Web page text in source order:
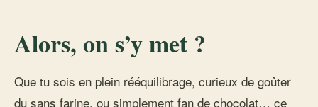
Alors, on s’y met ?
Que tu sois en plein rééquilibrage, curieux de goûter
du sans farine, ou simplement fan de chocolat… ce